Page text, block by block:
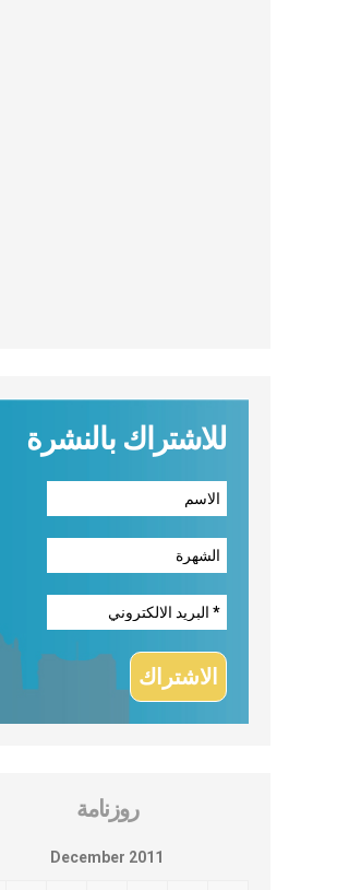
للاشتراك بالنشرة
روزنامة
December 2011